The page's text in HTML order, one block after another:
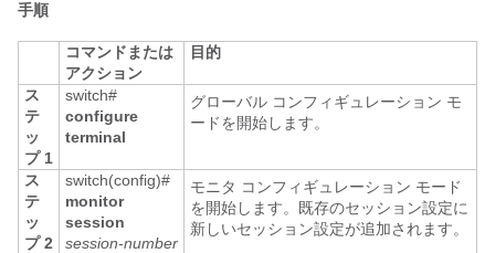
手順
コマンドまたは
アクション
目的
ス
テ
ッ
プ 1
switch#
configure
terminal
グローバル コンフィギュレーション モ
ードを開始します。
ス
テ
ッ
プ 2
switch(config)#
monitor
session
session-number
モニタ コンフィギュレーション モード
を開始します。既存のセッション設定に
新しいセッション設定が追加されます。